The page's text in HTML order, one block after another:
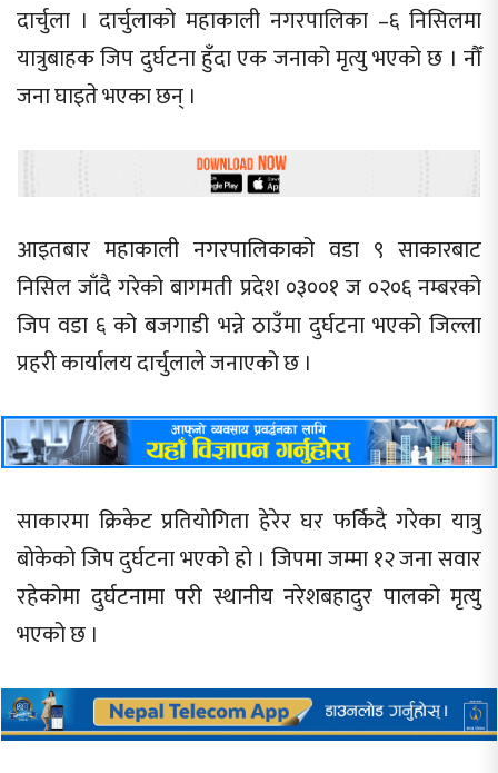
दार्चुला । दार्चुलाको महाकाली नगरपालिका –६ निसिलमा
यात्रुबाहक जिप दुर्घटना हुँदा एक जनाको मृत्यु भएको छ । नौँ
जना घाइते भएका छन् ।
आइतबार महाकाली नगरपालिकाको वडा ९ साकारबाट
निसिल जाँदै गरेको बागमती प्रदेश ०३००१ ज ०२०६ नम्बरको
जिप वडा ६ को बजगाडी भन्ने ठाउँमा दुर्घटना भएको जिल्ला
प्रहरी कार्यालय दार्चुलाले जनाएको छ ।
साकारमा क्रिकेट प्रतियोगिता हेरेर घर फर्किदै गरेका यात्रु
बोकेको जिप दुर्घटना भएको हो । जिपमा जम्मा १२ जना सवार
रहेकोमा दुर्घटनामा परी स्थानीय नरेशबहादुर पालको मृत्यु
भएको छ ।